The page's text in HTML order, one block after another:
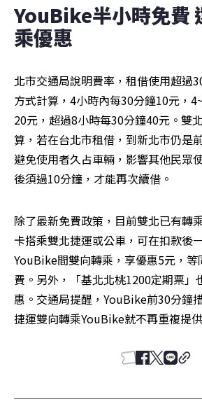
YouBike半小時免費
乘優惠
北市交通局說明費率，租借使用超過
方式計算，4小時內每30分鐘10元，
20元，超過8小時每30分鐘40元。雙
算，若在台北市租借，到新北市仍是
避免使用者久占車輛，影響其他民眾
後須過10分鐘，才能再次續借。
除了最新免費政策，目前雙北已有轉
卡搭乘雙北捷運或公車，可在扣款後
YouBike間雙向轉乘，享優惠5元，
費。另外，「基北北桃1200定期票」
惠。交通局提醒，YouBike前30分鐘
捷運雙向轉乘YouBike就不再重複提